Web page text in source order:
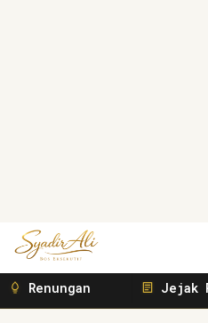
Syadir Ali
Menulis, Berbisnis,
Renungan Jejak